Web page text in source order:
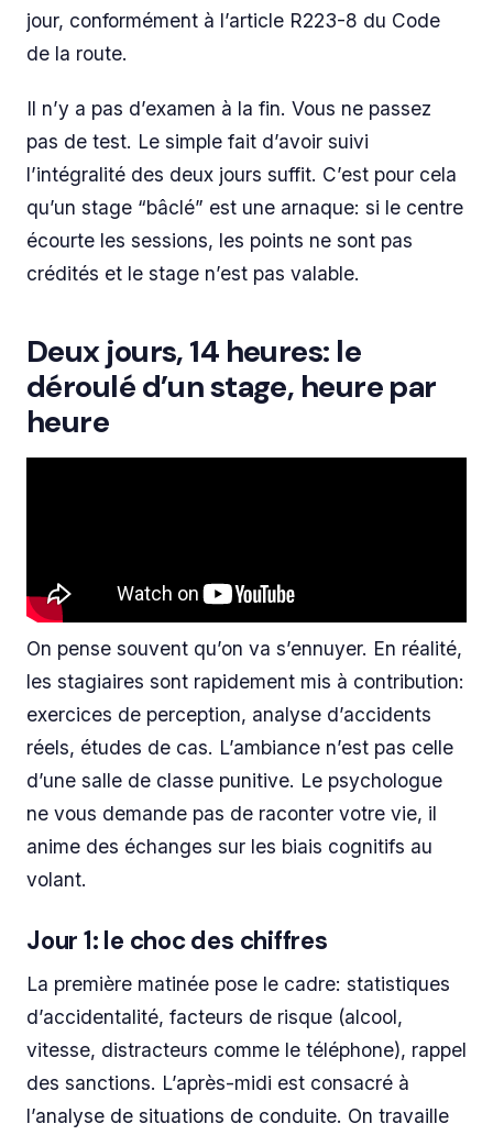
jour, conformément à l’article R223-8 du Code
de la route.
Il n’y a pas d’examen à la fin. Vous ne passez
pas de test. Le simple fait d’avoir suivi
l’intégralité des deux jours suffit. C’est pour cela
qu’un stage “bâclé” est une arnaque: si le centre
écourte les sessions, les points ne sont pas
crédités et le stage n’est pas valable.
Deux jours, 14 heures: le
déroulé d’un stage, heure par
heure
On pense souvent qu’on va s’ennuyer. En réalité,
les stagiaires sont rapidement mis à contribution:
exercices de perception, analyse d’accidents
réels, études de cas. L’ambiance n’est pas celle
d’une salle de classe punitive. Le psychologue
ne vous demande pas de raconter votre vie, il
anime des échanges sur les biais cognitifs au
volant.
Jour 1: le choc des chiffres
La première matinée pose le cadre: statistiques
d’accidentalité, facteurs de risque (alcool,
vitesse, distracteurs comme le téléphone), rappel
des sanctions. L’après-midi est consacré à
l’analyse de situations de conduite. On travaille